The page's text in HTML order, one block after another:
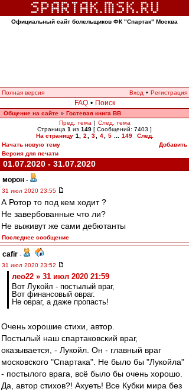
Официальный сайт болельщиков ФК "Спартак" Москва
Полная версия Вход • Регистрация
FAQ • Поиск
Общение на сайте » Гостевая книга ВВ
Пред. тема | След. тема
Страница 1 из 149 [ Сообщений: 7403 ]
На страницу 1 2 3 4 5 149
След.
Начать новую тему
Добавить
Версия для печати
01.07.2020 - 31.07.2020
морон -
31 июл 2020 23:55
А Ротор то под кем ходит ?
Не завербованные что ли?
Не выживут же сами дебютанты
Последнее сообщение
cafir -
31 июл 2020 23:52
лео22 » 31 июл 2020 21:59
Вот Лукойл - постылый враг,
Вот финансовый овраг.
Не овраг, а даже пропасть!
Очень хорошие стихи, автор.
Постылый наш спартаковский враг,
оказывается, - Лукойл. Он - главный враг
московского "Спартака". Не было бы "Лукойла"
- постылого врага, всё было бы очень хорошо.
Да, автор стихов?! Ахуеть! Все Кубки мира без